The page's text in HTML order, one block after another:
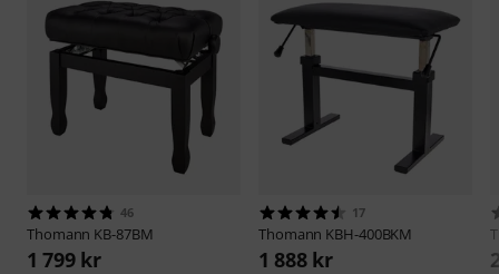
46
Thomann KB-87BM
1 799 kr
17
Thomann KBH-400BKM
1 888 kr